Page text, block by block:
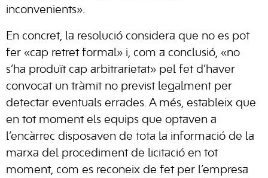
inconvenients».
En concret, la resolució considera que no es pot
fer «cap retret formal» i, com a conclusió, «no
s’ha produït cap arbitrarietat» pel fet d’haver
convocat un tràmit no previst legalment per
detectar eventuals errades. A més, estableix que
en tot moment els equips que optaven a
l’encàrrec disposaven de tota la informació de la
marxa del procediment de licitació en tot
moment, com es reconeix de fet per l’empresa